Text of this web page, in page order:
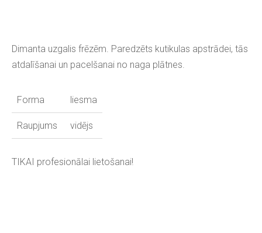
Dimanta uzgalis frēzēm. Paredzēts kutikulas apstrādei, tās
atdalīšanai un pacelšanai no naga plātnes.
Forma liesma
Raupjums vidējs
TIKAI profesionālai lietošanai!